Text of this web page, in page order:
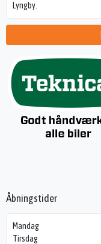
Åbningstider
Mandag
Tirsdag
Lyngby.